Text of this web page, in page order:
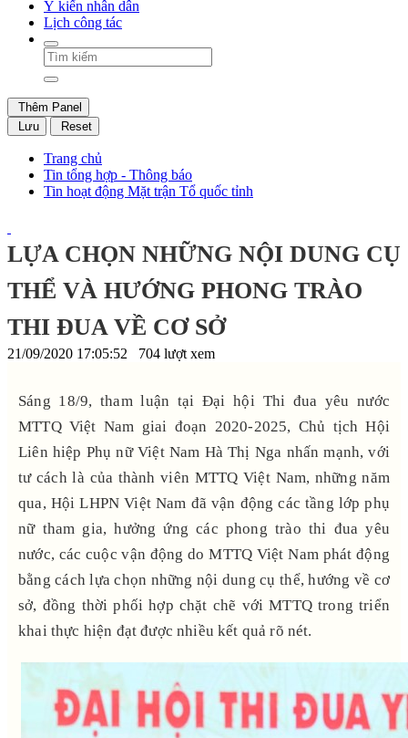
Ý kiến nhân dân
Lịch công tác
Thêm Panel
Lưu
Reset
Trang chủ
Tin tổng hợp - Thông báo
Tin hoạt động Mặt trận Tổ quốc tỉnh
LỰA CHỌN NHỮNG NỘI DUNG CỤ
THỂ VÀ HƯỚNG PHONG TRÀO
THI ĐUA VỀ CƠ SỞ
21/09/2020 17:05:52 704 lượt xem
Sáng 18/9, tham luận tại Đại hội Thi đua yêu nước
MTTQ Việt Nam giai đoạn 2020-2025, Chủ tịch Hội
Liên hiệp Phụ nữ Việt Nam Hà Thị Nga nhấn mạnh, với
tư cách là của thành viên MTTQ Việt Nam, những năm
qua, Hội LHPN Việt Nam đã vận động các tầng lớp phụ
nữ tham gia, hưởng ứng các phong trào thi đua yêu
nước, các cuộc vận động do MTTQ Việt Nam phát động
bằng cách lựa chọn những nội dung cụ thể, hướng về cơ
sở, đồng thời phối hợp chặt chẽ với MTTQ trong triển
khai thực hiện đạt được nhiều kết quả rõ nét.